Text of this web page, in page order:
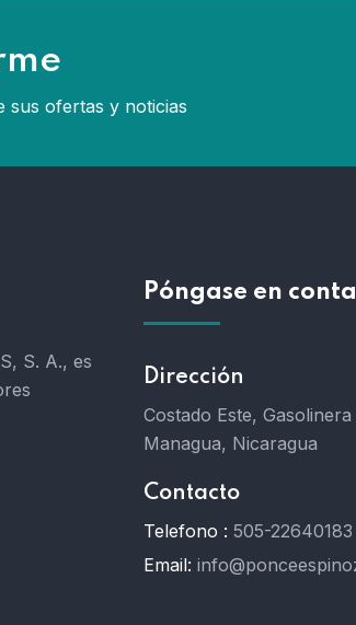
sus ofertas y noticias
S. A., es
Póngase en
Dirección
Costado Este,
Managua, Nicaragua
Contacto
Telefono : 505-22640183
Email: